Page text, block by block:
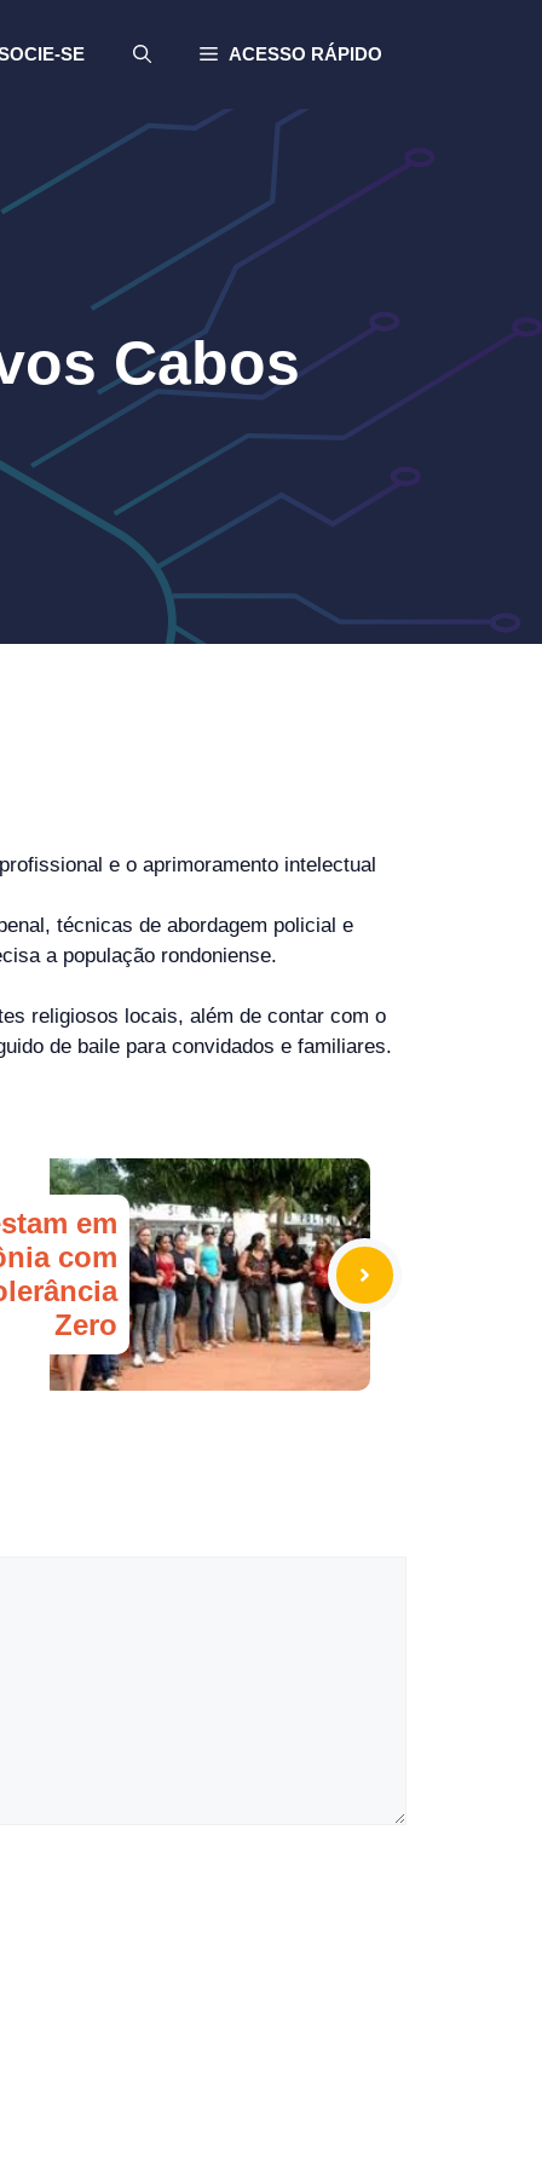
SE ACESSO RÁPIDO
Cabos
e o aprimoramento intelectual
técnicas de abordagem policial e
a população rondoniense.
religiosos locais, além de contar com o
de baile para convidados e familiares.
em
com
Zero